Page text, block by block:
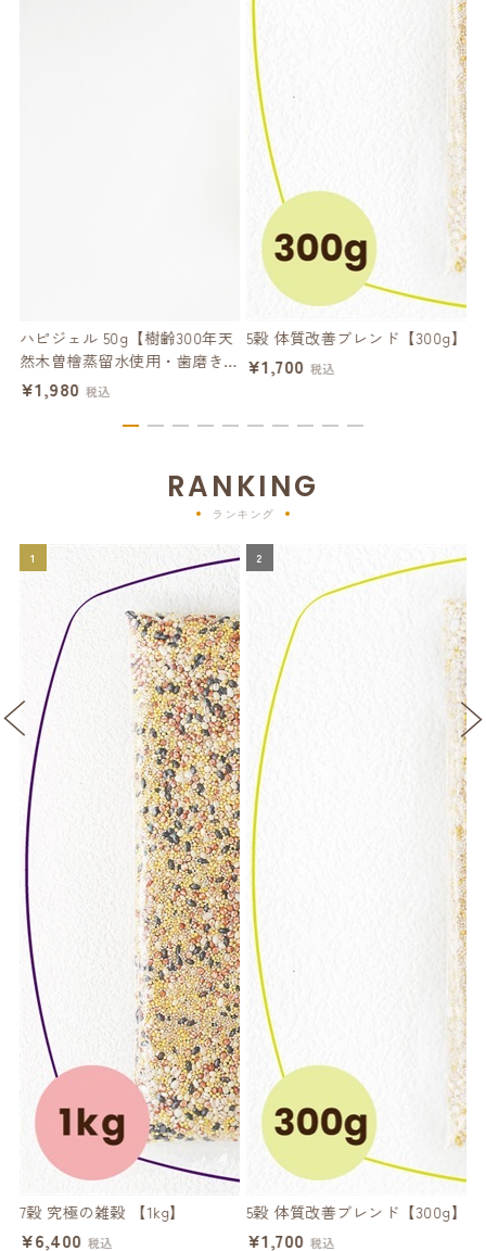
ハピジェル 50g【樹齢300年天
然木曽檜蒸留水使用・歯磨きジ
ェル】
¥1,980 税込
5穀 体質改善ブレンド【300g】
¥1,700 税込
RANKING
ランキング
1
7穀 究極の雑穀 【1kg】
¥6,400 税込
2
5穀 体質改善ブレンド【300g】
¥1,700 税込